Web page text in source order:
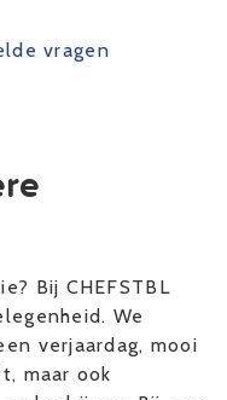
Stel ons op
Het
is uitgesloten.
kunnen houden.
vragen
Bij CHEFSTBL
We
verjaardag, mooi
maar ook